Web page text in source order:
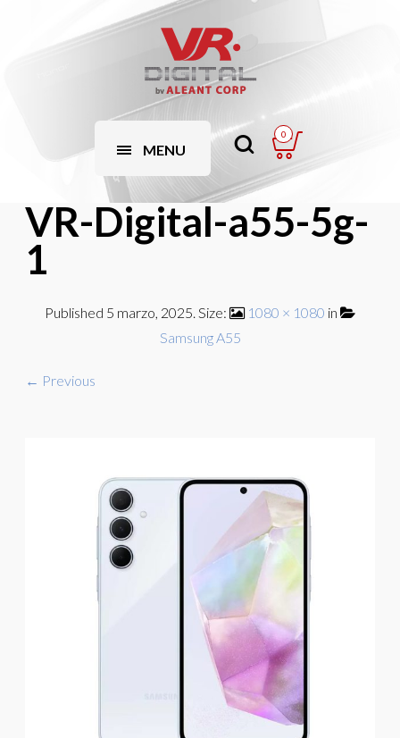
MENU
0
VR-Digital-a55-5g-
1
Published 5 marzo, 2025. Size: 1080 × 1080 in
Samsung A55
← Previous